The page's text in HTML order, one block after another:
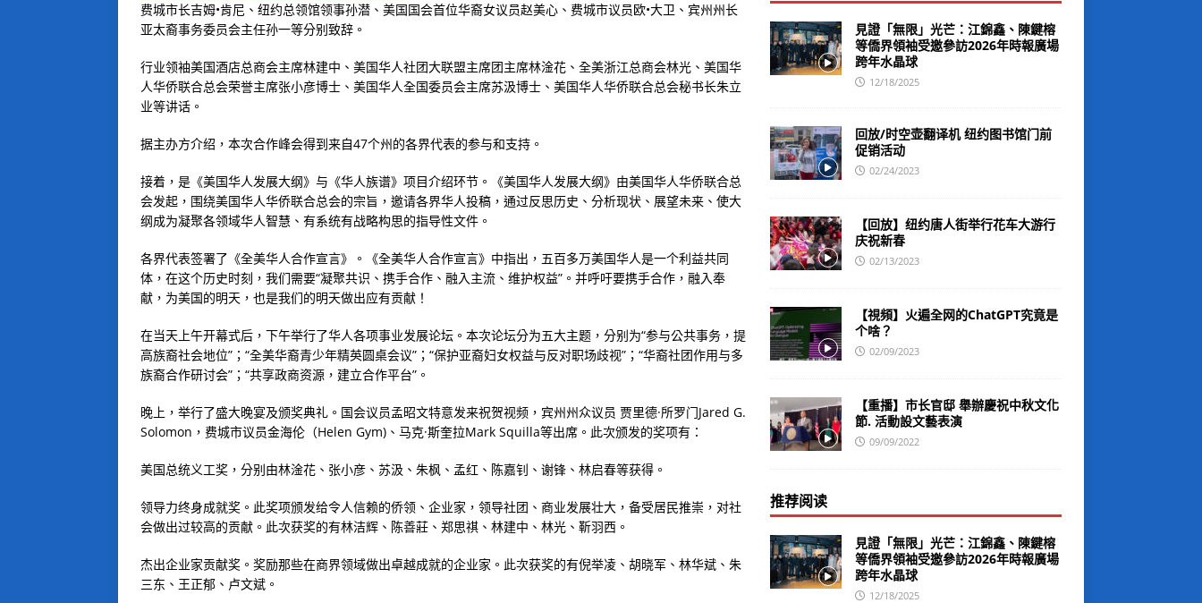
费城市长吉姆•肯尼、纽约总领馆领事孙潜、美国国会首位华裔女议员赵美心、费城市议员欧•大卫、宾州州长
亚太裔事务委员会主任孙一等分别致辞。
行业领袖美国酒店总商会主席林建中、美国华人社团大联盟主席团主席林淦花、全美浙江总商会林光、美国华
人华侨联合总会荣誉主席张小彦博士、美国华人全国委员会主席苏汲博士、美国华人华侨联合总会秘书长朱立
业等讲话。
据主办方介绍，本次合作峰会得到来自47个州的各界代表的参与和支持。
接着，是《美国华人发展大纲》与《华人族谱》项目介绍环节。《美国华人发展大纲》由美国华人华侨联合总
会发起，围绕美国华人华侨联合总会的宗旨，邀请各界华人投稿，通过反思历史、分析现状、展望未来、使大
纲成为凝聚各领域华人智慧、有系统有战略构思的指导性文件。
各界代表签署了《全美华人合作宣言》。《全美华人合作宣言》中指出，五百多万美国华人是一个利益共同
体，在这个历史时刻，我们需要“凝聚共识、携手合作、融入主流、维护权益”。并呼吁要携手合作，融入奉
献，为美国的明天，也是我们的明天做出应有贡献！
在当天上午开幕式后，下午举行了华人各项事业发展论坛。本次论坛分为五大主题，分别为“参与公共事务，提
高族裔社会地位”；“全美华裔青少年精英圆桌会议”；“保护亚裔妇女权益与反对职场歧视”；“华裔社团作用与多
族裔合作研讨会”；“共享政商资源，建立合作平台”。
晚上，举行了盛大晚宴及颁奖典礼。国会议员孟昭文特意发来祝贺视频，宾州州众议员 贾里德·所罗门Jared G.
Solomon，费城市议员金海伦（Helen Gym)、马克·斯奎拉Mark Squilla等出席。此次颁发的奖项有：
美国总统义工奖，分别由林淦花、张小彦、苏汲、朱枫、孟红、陈嘉钊、谢锋、林启春等获得。
领导力终身成就奖。此奖项颁发给令人信赖的侨领、企业家，领导社团、商业发展壮大，备受居民推崇，对社
会做出过较高的贡献。此次获奖的有林洁辉、陈善莊、郑思祺、林建中、林光、靳羽西。
杰出企业家贡献奖。奖励那些在商界领域做出卓越成就的企业家。此次获奖的有倪举凌、胡晓军、林华斌、朱
三东、王正郁、卢文斌。
見證「無限」光芒：江錦鑫、陳鍵榕
等僑界領袖受邀參訪2026年時報廣場
跨年水晶球
12/18/2025
回放/时空壶翻译机 纽约图书馆门前
促销活动
02/24/2023
【回放】纽约唐人街举行花车大游行
庆祝新春
02/13/2023
【視頻】火遍全网的ChatGPT究竟是
个啥？
02/09/2023
【重播】市长官邸 舉辦慶祝中秋文化
節. 活動設文藝表演
09/09/2022
推荐阅读
見證「無限」光芒：江錦鑫、陳鍵榕
等僑界領袖受邀參訪2026年時報廣場
跨年水晶球
12/18/2025